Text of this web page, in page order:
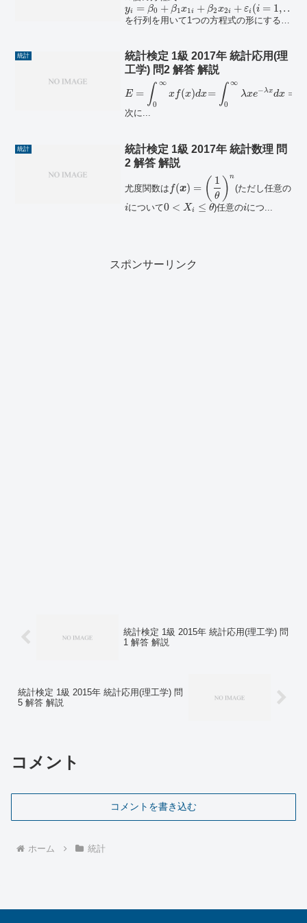
yi = β0 + β1x1i + β2x2i + εi (i = 1,. .
を行列を用いて1つの方程式の形にする
統計
統計検定 1級 2017年 統計応用(理
工学) 問2 解答 解説
E = ∫ ∞
0
x f(x)dx= ∫ ∞
0
λxe− λxdx =
次に...
統計
統計検定 1級 2017年 統計数理 問
2 解答 解説
尤度関数は f(x) = ( 1
θ ) n
(ただし任意の
iについて0 < Xi ≤ θ)任意のiにつ...
スポンサーリンク
統計検定 1級 2015年 統計応用(理工学) 問
1 解答 解説
統計検定 1級 2015年 統計応用(理工学) 問
5 解答 解説
コメント
コメントを書き込む
ホーム 統計